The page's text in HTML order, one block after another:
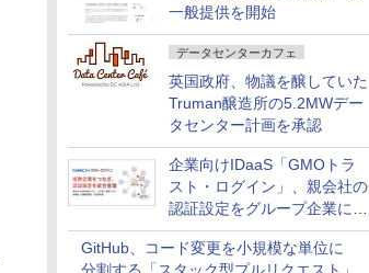
一般提供を開始
データセンターカフェ
英国政府、物議を醸していた
Truman醸造所の5.2MWデー
タセンター計画を承認
企業向けIDaaS「GMOトラ
スト・ログイン」、親会社の
認証設定をグループ企業に展
開できる新機能を提供
GitHub、コード変更を小規模な単位に